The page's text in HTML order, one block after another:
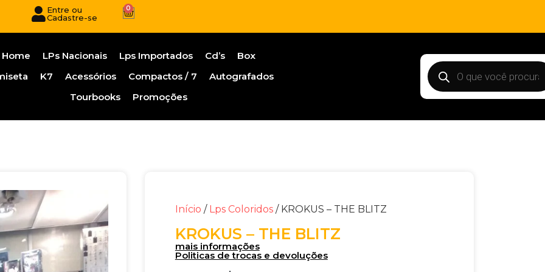
Entre ou
Cadastre-se
0
Home LPs Nacionais Lps Importados Cd’s
Box
K7 Acessórios Compactos / 7
Autografados
Tourbooks
Promoções
Início / Lps Coloridos/ KROKUS – THE BLITZ
KROKUS – THE BLITZ
mais informações
Politicas de trocas e devoluções